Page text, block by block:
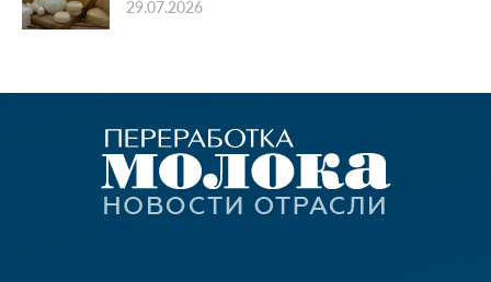
29.07.2026